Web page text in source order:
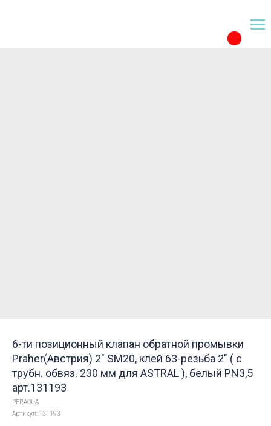
6-ти позиционный клапан обратной промывки
Praher(Австрия) 2" SM20, клей 63-резьба 2" ( с
трубн. обвяз. 230 мм для ASTRAL ), белый PN3,5
арт.131193
PERAQUA
Артикул: 131193